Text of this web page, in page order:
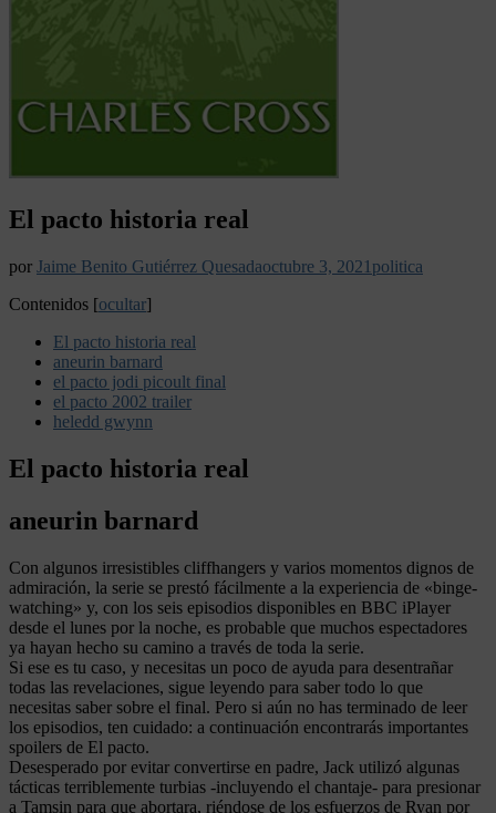
El pacto historia real
por Jaime Benito Gutiérrez Quesadaoctubre 3, 2021 politica
Contenidos [ocultar]
El pacto historia real
aneurin barnard
el pacto jodi picoult final
el pacto 2002 trailer
heledd gwynn
El pacto historia real
aneurin barnard
Con algunos irresistibles cliffhangers y varios momentos dignos de
admiración, la serie se prestó fácilmente a la experiencia de «binge-
watching» y, con los seis episodios disponibles en BBC iPlayer
desde el lunes por la noche, es probable que muchos espectadores
ya hayan hecho su camino a través de toda la serie.
Si ese es tu caso, y necesitas un poco de ayuda para desentrañar
todas las revelaciones, sigue leyendo para saber todo lo que
necesitas saber sobre el final. Pero si aún no has terminado de leer
los episodios, ten cuidado: a continuación encontrarás importantes
spoilers de El pacto.
Desesperado por evitar convertirse en padre, Jack utilizó algunas
tácticas terriblemente turbias -incluyendo el chantaje- para presionar
a Tamsin para que abortara, riéndose de los esfuerzos de Ryan por